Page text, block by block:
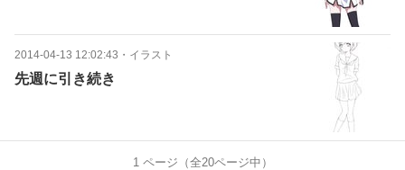
2014-04-13 12:02:43 ・ イラスト
先週に引き続き
1ページ（全20ページ中）